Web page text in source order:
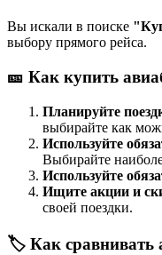
Вы искали в поиске
выбору прямого рейса.
🎫 Как купить
Планируйте
выбирайте как
Используйте
Выбирайте
Используйте
Ищите акции и
своей поездки.
🏷️ Как сравнивать